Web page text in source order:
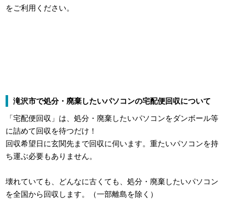
をご利用ください。
滝沢市で処分・廃棄したいパソコンの宅配便回収について
「宅配便回収」は、処分・廃棄したいパソコンをダンボール等
に詰めて回収を待つだけ！
回収希望日に玄関先まで回収に伺います。重たいパソコンを持
ち運ぶ必要もありません。
壊れていても、どんなに古くても、処分・廃棄したいパソコン
を全国から回収します。（一部離島を除く）